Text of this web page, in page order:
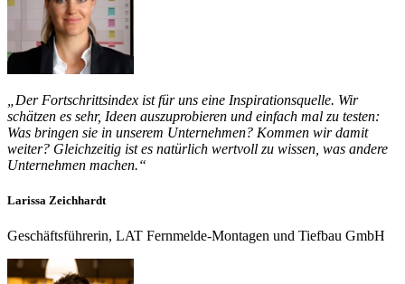
„Der Fortschrittsindex ist für uns eine Inspirationsquelle. Wir
schätzen es sehr, Ideen auszuprobieren und einfach mal zu testen:
Was bringen sie in unserem Unternehmen? Kommen wir damit
weiter? Gleichzeitig ist es natürlich wertvoll zu wissen, was andere
Unternehmen machen.“
Larissa Zeichhardt
Geschäftsführerin, LAT Fernmelde-Montagen und Tiefbau GmbH